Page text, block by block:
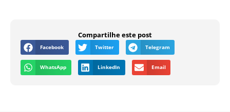
Compartilhe este post
Facebook Twitter Telegram
WhatsApp LinkedIn Email